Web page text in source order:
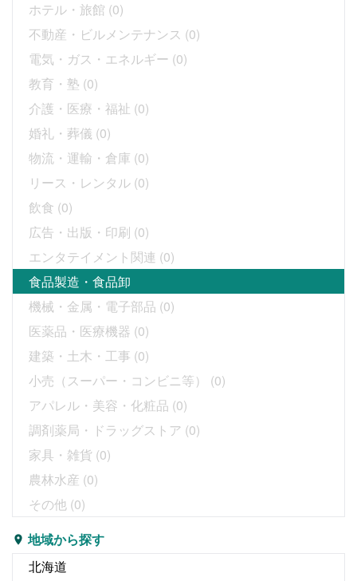
ホテル・旅館 (0)
不動産・ビルメンテナンス (0)
電気・ガス・エネルギー (0)
教育・塾 (0)
介護・医療・福祉 (0)
婚礼・葬儀 (0)
物流・運輸・倉庫 (0)
リース・レンタル (0)
飲食 (0)
広告・出版・印刷 (0)
エンタテイメント関連 (0)
食品製造・食品卸
機械・金属・電子部品 (0)
医薬品・医療機器 (0)
建築・土木・工事 (0)
小売（スーパー・コンビニ等）
(0)
アパレル・美容・化粧品 (0)
調剤薬局・ドラッグストア (0)
家具・雑貨 (0)
農林水産 (0)
その他 (0)
地域から探す
北海道